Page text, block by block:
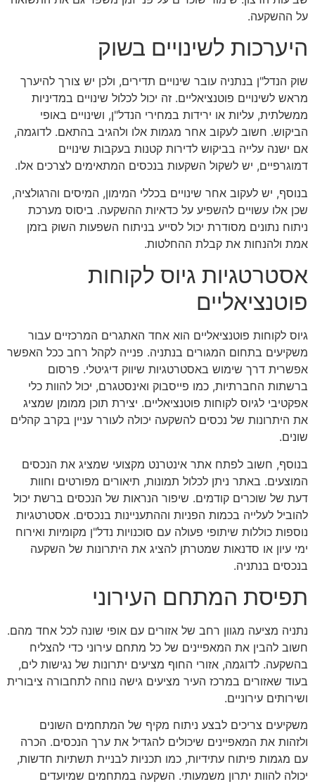
על ההשקעה.
היערכות לשינויים בשוק
שוק הנדל"ן בנתניה עובר שינויים תדירים, ולכן יש צורך להיערך
מראש לשינויים פוטנציאליים. זה יכול לכלול שינויים במדיניות
ממשלתית, עליות או ירידות במחירי הנדל"ן, ושינויים באופי
הביקוש. חשוב לעקוב אחר מגמות אלו ולהגיב בהתאם. לדוגמה,
אם ישנה עלייה בביקוש לדירות קטנות בעקבות שינויים
דמוגרפיים, יש לשקול השקעות בנכסים המתאימים לצרכים אלו.
בנוסף, יש לעקוב אחר שינויים בכללי המימון, המיסים והרגולציה,
שכן אלו עשויים להשפיע על כדאיות ההשקעה. ביסוס מערכת
ניתוח נתונים מסודרת יכול לסייע בניתוח השפעות השוק בזמן
אמת ולהנחות את קבלת ההחלטות.
אסטרטגיות גיוס לקוחות
פוטנציאליים
גיוס לקוחות פוטנציאליים הוא אחד האתגרים המרכזיים עבור
משקיעים בתחום המגורים בנתניה. פנייה לקהל רחב ככל האפשר
אפשרית דרך שימוש באסטרטגיות שיווק דיגיטלי. פרסום
ברשתות החברתיות, כמו פייסבוק ואינסטגרם, יכול להוות כלי
אפקטיבי לגיוס לקוחות פוטנציאליים. יצירת תוכן ממומן שמציג
את היתרונות של נכסים להשקעה יכולה לעורר עניין בקרב קהלים
שונים.
בנוסף, חשוב לפתח אתר אינטרנט מקצועי שמציג את הנכסים
המוצעים. באתר ניתן לכלול תמונות, תיאורים מפורטים וחוות
דעת של שוכרים קודמים. שיפור הנראות של הנכסים ברשת יכול
להוביל לעלייה בכמות הפניות וההתעניינות בנכסים. אסטרטגיות
נוספות כוללות שיתופי פעולה עם סוכנויות נדל"ן מקומיות ואירוח
ימי עיון או סדנאות שמטרתן להציג את היתרונות של השקעה
בנכסים בנתניה.
תפיסת המתחם העירוני
נתניה מציעה מגוון רחב של אזורים עם אופי שונה לכל אחד מהם.
חשוב להבין את המאפיינים של כל מתחם עירוני כדי להצליח
בהשקעה. לדוגמה, אזורי החוף מציעים יתרונות של נגישות לים,
בעוד שאזורים במרכז העיר מציעים גישה נוחה לתחבורה ציבורית
ושירותים עירוניים.
משקיעים צריכים לבצע ניתוח מקיף של המתחמים השונים
ולזהות את המאפיינים שיכולים להגדיל את ערך הנכסים. הכרה
עם מגמות פיתוח עתידיות, כמו תכניות לבניית תשתיות חדשות,
יכולה להוות יתרון משמעותי. השקעה במתחמים שמיועדים